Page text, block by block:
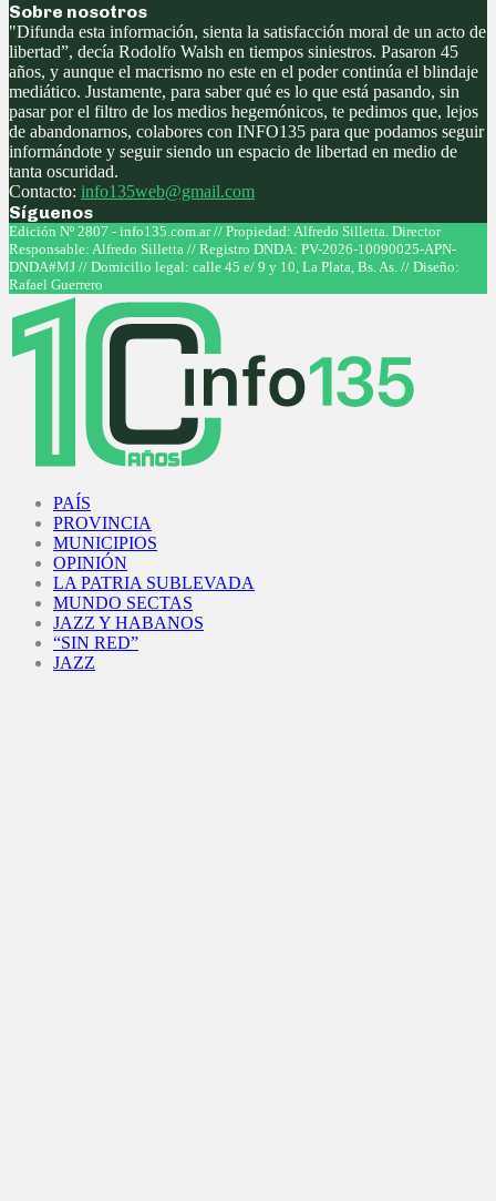
Sobre nosotros
"Difunda esta información, sienta la satisfacción moral de un acto de
libertad”, decía Rodolfo Walsh en tiempos siniestros. Pasaron 45
años, y aunque el macrismo no este en el poder continúa el blindaje
mediático. Justamente, para saber qué es lo que está pasando, sin
pasar por el filtro de los medios hegemónicos, te pedimos que, lejos
de abandonarnos, colabores con INFO135 para que podamos seguir
informándote y seguir siendo un espacio de libertad en medio de
tanta oscuridad.
Contacto: info135web@gmail.com
Síguenos
Facebook
Twitter
Instagram
Youtube
Edición Nº 2807 - info135.com.ar // Propiedad: Alfredo Silletta. Director
Responsable: Alfredo Silletta // Registro DNDA: PV-2026-10090025-APN-
DNDA#MJ // Domicilio legal: calle 45 e/ 9 y 10, La Plata, Bs. As. // Diseño:
Rafael Guerrero
PAÍS
PROVINCIA
MUNICIPIOS
OPINIÓN
LA PATRIA SUBLEVADA
MUNDO SECTAS
JAZZ Y HABANOS
“SIN RED”
JAZZ